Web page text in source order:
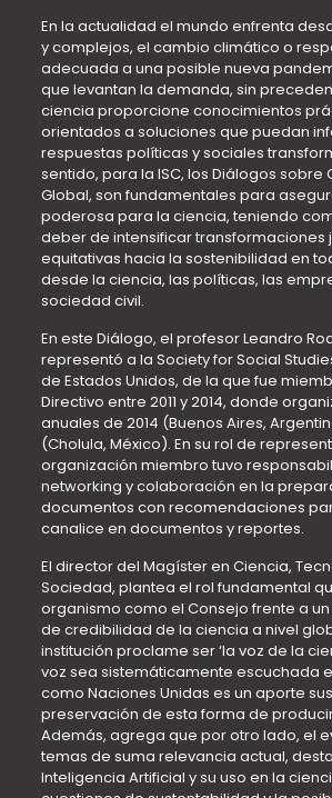
En la actualidad el mundo enfrenta
y complejos, el cambio climático o
adecuada a una posible nueva
que levantan la demanda, sin
ciencia proporcione conocimientos
orientados a soluciones que puedan
respuestas políticas y sociales
sentido, para la ISC, los Diálogos sobre
Global, son fundamentales para
poderosa para la ciencia, teniendo
deber de intensificar transformaciones
equitativas hacia la sostenibilidad en
desde la ciencia, las políticas, las
sociedad civil.
En este Diálogo, el profesor Leandro
representó a la Society for Social
de Estados Unidos, de la que fue
Directivo entre 2011 y 2014, donde
anuales de 2014 (Buenos Aires,
(Cholula, México). En su rol de
organización miembro tuvo
networking y colaboración en la
documentos con recomendaciones
canalice en documentos y reportes.
El director del Magíster en Ciencia,
Sociedad, plantea el rol fundamental
organismo como el Consejo frente a
de credibilidad de la ciencia a nivel
institución proclame ser ‘la voz de la
voz sea sistemáticamente escuchada
como Naciones Unidas es un aporte
preservación de esta forma de
Además, agrega que por otro lado, el
temas de suma relevancia actual,
Inteligencia Artificial y su uso en la